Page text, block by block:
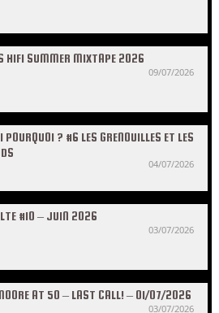
HIFI SUMMER MIXTAPE 2026
09/07/2026
? #6 LES GRENOUILLES ET LES
04/07/2026
#10 – JUIN 2026
03/07/2026
AT 50 – LAST CALL! – 01/07/2026
03/07/2026